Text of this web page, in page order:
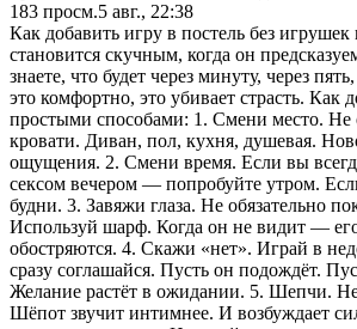
183 просм.5 авг., 22:38
Как добавить игру в постель без
становится скучным, когда он
знаете, что будет через минуту, через
это комфортно, это убивает страсть. Как
простыми способами: 1. Смени место. Не
кровати. Диван, пол, кухня, душевая.
ощущения. 2. Смени время. Если вы
сексом вечером — попробуйте утром.
будни. 3. Завяжи глаза. Не обязательно
Используй шарф. Когда он не видит —
обостряются. 4. Скажи «нет». Играй в
сразу соглашайся. Пусть он подождёт.
Желание растёт в ожидании. 5. Шепчи.
Шёпот звучит интимнее. И возбуждает